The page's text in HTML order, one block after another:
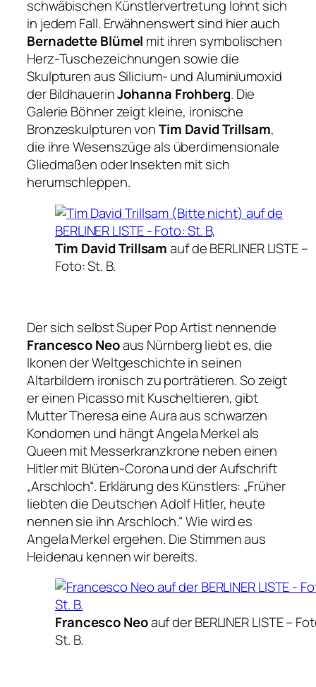
schwäbischen Künstlervertretung lohnt sich
in jedem Fall. Erwähnenswert sind hier auch
Bernadette Blümel mit ihren symbolischen
Herz-Tuschezeichnungen sowie die
Skulpturen aus Silicium- und Aluminiumoxid
der BildhauerinJohanna Frohberg. Die
Galerie Böhner zeigt kleine, ironische
Bronzeskulpturen vonTim David Trillsam,
die ihre Wesenszüge als überdimensionale
Gliedmaßen oder Insekten mit sich
herumschleppen.
Tim David Trillsamauf de BERLINER LISTE –
Foto: St. B.
Der sich selbst Super Pop Artist nennende
Francesco Neoaus Nürnberg liebt es, die
Ikonen der Weltgeschichte in seinen
Altarbildern ironisch zu porträtieren. So zeigt
er einen Picasso mit Kuscheltieren, gibt
Mutter Theresa eine Aura aus schwarzen
Kondomen und hängt Angela Merkel als
Queen mit Messerkranzkrone neben einen
Hitler mit Blüten-Corona und der Aufschrift
„Arschloch“. Erklärung des Künstlers: „Früher
liebten die Deutschen Adolf Hitler, heute
nennen sie ihn Arschloch.“Wie wird es
Angela Merkel ergehen. Die Stimmen aus
Heidenau kennen wir bereits.
Francesco Neoauf der BERLINER LISTE –
St. B.